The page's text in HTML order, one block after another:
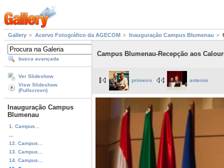
Gallery Acervo Fotográfico da AGECOM Inauguração Campus Blumenau
busca avançada
Ver Slideshow
View Slideshow
(Fullscreen)
Inauguração Campus
Blumenau
1. Campus...
12. Campus...
13. Campus...
14. Campus...
Campus Blumenau-Recepção aos
primeiro anterior